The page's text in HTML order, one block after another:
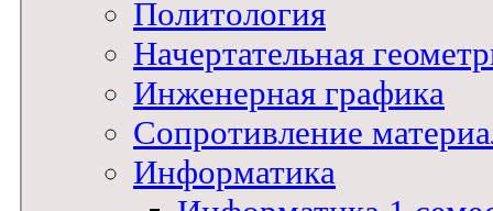
Политология
Начертательная
Инженерная графика
Сопротивление
Информатика